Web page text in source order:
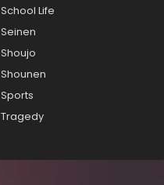
School Life
Seinen
Shoujo
Shounen
Sports
Tragedy